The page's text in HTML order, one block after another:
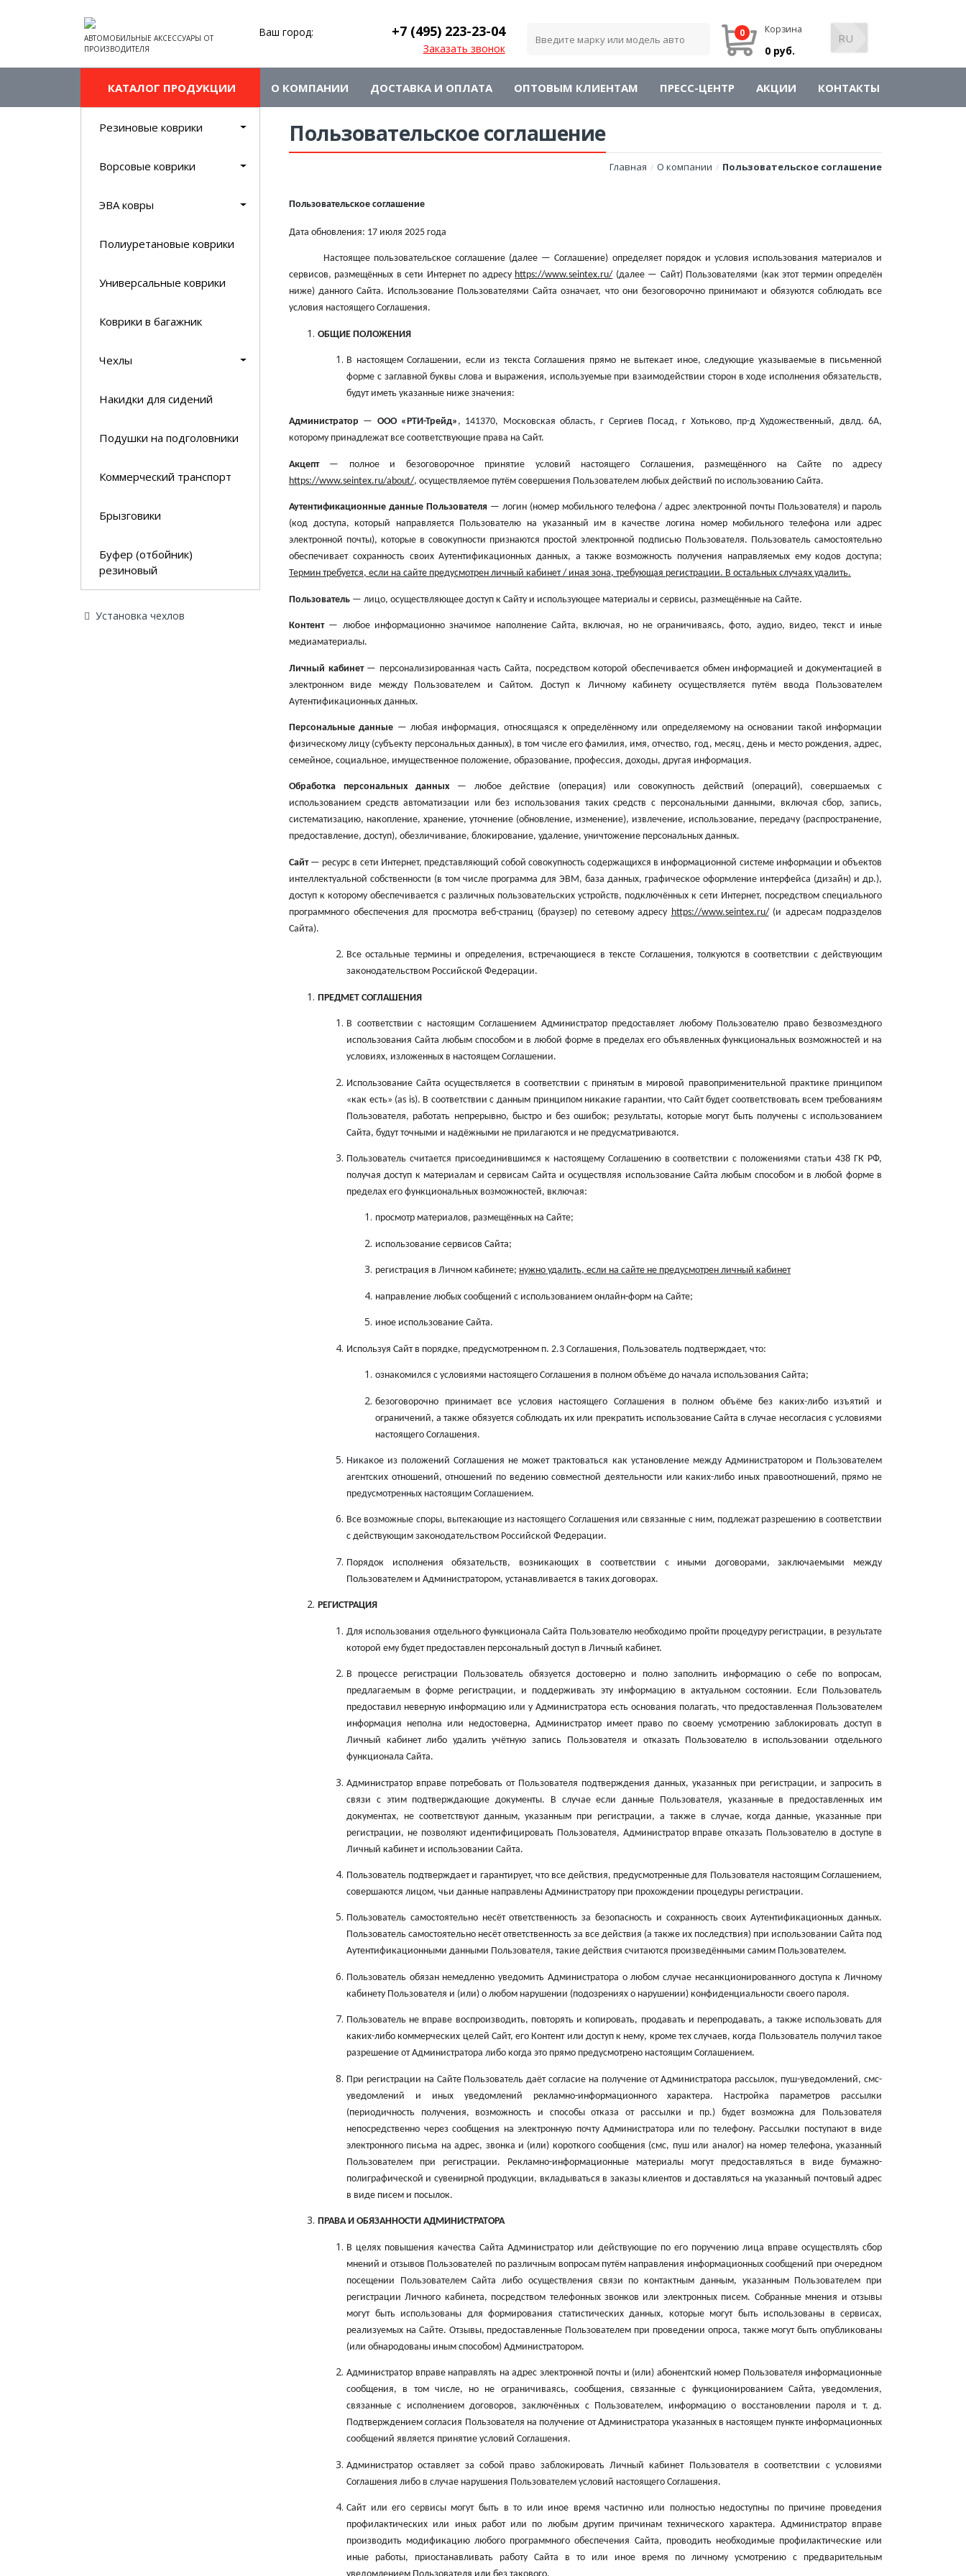
АВТОМОБИЛЬНЫЕ АКСЕССУАРЫ ОТ
ПРОИЗВОДИТЕЛЯ
Ваш город: +7 (495)223-23-04
Заказать звонок
Корзина
0
0 руб.
КАТАЛОГ ПРОДУКЦИИ
Резиновые коврики
Ворсовые коврики
ЭВА ковры
Полиуретановые коврики
Универсальные коврики
Коврики в багажник
Чехлы
Накидки для сидений
Подушки на подголовники
Коммерческий транспорт
Брызговики
Буфер (отбойник)
резиновый
О КОМПАНИИ ДОСТАВКА И ОПЛАТА ОПТОВЫМ КЛИЕНТАМ ПРЕСС-ЦЕНТР АКЦИИ КОНТАКТЫ
Пользовательское соглашение
Главная / О компании / Пользовательское соглашение
Пользовательское соглашение
Дата обновления: 17 июля 2025 года
Настоящее пользовательское соглашение (далее — Соглашение) определяет порядок и условия использования материалов и
сервисов, размещённых в сети Интернет по адресу https://www.seintex.ru/ (далее — Сайт) Пользователями (как этот термин определён
ниже) данного Сайта. Использование Пользователями Сайта означает, что они безоговорочно принимают и обязуются соблюдать все
условия настоящего Соглашения.
ОБЩИЕ ПОЛОЖЕНИЯ
В настоящем Соглашении, если из текста Соглашения прямо не вытекает иное, следующие указываемые в письменной
форме с заглавной буквы слова и выражения, используемые при взаимодействии сторон в ходе исполнения обязательств,
будут иметь указанные ниже значения:
Администратор — ООО «РТИ-Трейд» , 141370, Московская область, г Сергиев Посад, г Хотьково, пр-д Художественный, двлд. 6А,
которому принадлежат все соответствующие права на Сайт.
Акцепт — полное и безоговорочное принятие условий настоящего Соглашения, размещённого на Сайте по адресу
https://www.seintex.ru/about/, осуществляемое путём совершения Пользователем любых действий по использованию Сайта.
Аутентификационные данные Пользователя— логин (номер мобильного телефона / адрес электронной почты Пользователя) и пароль
(код доступа, который направляется Пользователю на указанный им в качестве логина номер мобильного телефона или адрес
электронной почты), которые в совокупности признаются простой электронной подписью Пользователя. Пользователь самостоятельно
обеспечивает сохранность своих Аутентификационных данных, а также возможность получения направляемых ему кодов доступа;
Термин требуется, если на сайте предусмотрен личный кабинет / иная зона, требующая регистрации. В остальных случаях удалить.
Пользователь — лицо, осуществляющее доступ к Сайту и использующее материалы и сервисы, размещённые на Сайте.
Контент — любое информационно значимое наполнение Сайта, включая, но не ограничиваясь, фото, аудио, видео, текст и иные
медиаматериалы.
Личный кабинет— персонализированная часть Сайта, посредством которой обеспечивается обмен информацией и документацией в
электронном виде между Пользователем и Сайтом. Доступ к Личному кабинету осуществляется путём ввода Пользователем
Аутентификационных данных.
Персональные данные — любая информация, относящаяся к определённому или определяемому на основании такой информации
физическому лицу (субъекту персональных данных), в том числе его фамилия, имя, отчество, год, месяц, день и место рождения, адрес,
семейное, социальное, имущественное положение, образование, профессия, доходы, другая информация.
Обработка персональных данных — любое действие (операция) или совокупность действий (операций), совершаемых с
использованием средств автоматизации или без использования таких средств с персональными данными, включая сбор, запись,
систематизацию, накопление, хранение, уточнение (обновление, изменение), извлечение, использование, передачу (распространение,
предоставление, доступ), обезличивание, блокирование, удаление, уничтожение персональных данных.
Сайт— ресурс в сети Интернет, представляющий собой совокупность содержащихся в информационной системе информации и объектов
интеллектуальной собственности (в том числе программа для ЭВМ, база данных, графическое оформление интерфейса (дизайн) и др.),
доступ к которому обеспечивается с различных пользовательских устройств, подключённых к сети Интернет, посредством специального
программного обеспечения для просмотра веб-страниц (браузер) по сетевому адресу https://www.seintex.ru/(и адресам подразделов
Сайта).
Все остальные термины и определения, встречающиеся в тексте Соглашения, толкуются в соответствии с действующим
законодательством Российской Федерации.
ПРЕДМЕТ СОГЛАШЕНИЯ
В соответствии с настоящим Соглашением Администратор предоставляет любому Пользователю право безвозмездного
использования Сайта любым способом и в любой форме в пределах его объявленных функциональных возможностей и на
условиях, изложенных в настоящем Соглашении.
Использование Сайта осуществляется в соответствии с принятым в мировой правоприменительной практике принципом
«как есть» (as is). В соответствии с данным принципом никакие гарантии, что Сайт будет соответствовать всем требованиям
Пользователя, работать непрерывно, быстро и без ошибок; результаты, которые могут быть получены с использованием
Сайта, будут точными и надёжными не прилагаются и не предусматриваются.
Пользователь считается присоединившимся к настоящему Соглашению в соответствии с положениями статьи 438 ГК РФ,
получая доступ к материалам и сервисам Сайта и осуществляя использование Сайта любым способом и в любой форме в
пределах его функциональных возможностей, включая:
просмотр материалов, размещённых на Сайте;
использование сервисов Сайта;
регистрация в Личном кабинете; нужно удалить, если на сайте не предусмотрен личный кабинет
направление любых сообщений с использованием онлайн-форм на Сайте;
иное использование Сайта.
Используя Сайт в порядке, предусмотренном п. 2.3 Соглашения, Пользователь подтверждает, что:
ознакомился с условиями настоящего Соглашения в полном объёме до начала использования Сайта;
безоговорочно принимает все условия настоящего Соглашения в полном объёме без каких-либо изъятий и
ограничений, а также обязуется соблюдать их или прекратить использование Сайта в случае несогласия с условиями
настоящего Соглашения.
Никакое из положений Соглашения не может трактоваться как установление между Администратором и Пользователем
агентских отношений, отношений по ведению совместной деятельности или каких-либо иных правоотношений, прямо не
предусмотренных настоящим Соглашением.
Все возможные споры, вытекающие из настоящего Соглашения или связанные с ним, подлежат разрешению в соответствии
с действующим законодательством Российской Федерации.
Порядок исполнения обязательств, возникающих в соответствии с иными договорами, заключаемыми между
Пользователем и Администратором, устанавливается в таких договорах.
РЕГИСТРАЦИЯ
Для использования отдельного функционала Сайта Пользователю необходимо пройти процедуру регистрации, в результате
которой ему будет предоставлен персональный доступ в Личный кабинет.
В процессе регистрации Пользователь обязуется достоверно и полно заполнить информацию о себе по вопросам,
предлагаемым в форме регистрации, и поддерживать эту информацию в актуальном состоянии. Если Пользователь
предоставил неверную информацию или у Администратора есть основания полагать, что предоставленная Пользователем
информация неполна или недостоверна, Администратор имеет право по своему усмотрению заблокировать доступ в
Личный кабинет либо удалить учётную запись Пользователя и отказать Пользователю в использовании отдельного
функционала Сайта.
Администратор вправе потребовать от Пользователя подтверждения данных, указанных при регистрации, и запросить в
связи с этим подтверждающие документы. В случае если данные Пользователя, указанные в предоставленных им
документах, не соответствуют данным, указанным при регистрации, а также в случае, когда данные, указанные при
регистрации, не позволяют идентифицировать Пользователя, Администратор вправе отказать Пользователю в доступе в
Личный кабинет и использовании Сайта.
Пользователь подтверждает и гарантирует, что все действия, предусмотренные для Пользователя настоящим Соглашением,
совершаются лицом, чьи данные направлены Администратору при прохождении процедуры регистрации.
Пользователь самостоятельно несёт ответственность за безопасность и сохранность своих Аутентификационных данных.
Пользователь самостоятельно несёт ответственность за все действия (а также их последствия) при использовании Сайта под
Аутентификационными данными Пользователя, такие действия считаются произведёнными самим Пользователем.
Пользователь обязан немедленно уведомить Администратора о любом случае несанкционированного доступа к Личному
кабинету Пользователя и (или) о любом нарушении (подозрениях о нарушении) конфиденциальности своего пароля.
Пользователь не вправе воспроизводить, повторять и копировать, продавать и перепродавать, а также использовать для
каких-либо коммерческих целей Сайт, его Контент или доступ к нему, кроме тех случаев, когда Пользователь получил такое
разрешение от Администратора либо когда это прямо предусмотрено настоящим Соглашением.
При регистрации на Сайте Пользователь даёт согласие на получение от Администратора рассылок, пуш-уведомлений, смс-
уведомлений и иных уведомлений рекламно-информационного характера. Настройка параметров рассылки
(периодичность получения, возможность и способы отказа от рассылки и пр.) будет возможна для Пользователя
непосредственно через сообщения на электронную почту Администратора или по телефону. Рассылки поступают в виде
электронного письма на адрес, звонка и (или) короткого сообщения (смс, пуш или аналог) на номер телефона, указанный
Пользователем при регистрации. Рекламно-информационные материалы могут предоставляться в виде бумажно-
полиграфической и сувенирной продукции, вкладываться в заказы клиентов и доставляться на указанный почтовый адрес
в виде писем и посылок.
ПРАВА И ОБЯЗАННОСТИ АДМИНИСТРАТОРА
В целях повышения качества Сайта Администратор или действующие по его поручению лица вправе осуществлять сбор
мнений и отзывов Пользователей по различным вопросам путём направления информационных сообщений при очередном
посещении Пользователем Сайта либо осуществления связи по контактным данным, указанным Пользователем при
регистрации Личного кабинета, посредством телефонных звонков или электронных писем. Собранные мнения и отзывы
могут быть использованы для формирования статистических данных, которые могут быть использованы в сервисах,
реализуемых на Сайте. Отзывы, предоставленные Пользователем при проведении опроса, также могут быть опубликованы
(или обнародованы иным способом) Администратором.
Администратор вправе направлять на адрес электронной почты и (или) абонентский номер Пользователя информационные
сообщения, в том числе, но не ограничиваясь, сообщения, связанные с функционированием Сайта, уведомления,
связанные с исполнением договоров, заключённых с Пользователем, информацию о восстановлении пароля и т. д.
Подтверждением согласия Пользователя на получение от Администратора указанных в настоящем пункте информационных
сообщений является принятие условий Соглашения.
Администратор оставляет за собой право заблокировать Личный кабинет Пользователя в соответствии с условиями
Соглашения либо в случае нарушения Пользователем условий настоящего Соглашения.
Сайт или его сервисы могут быть в то или иное время частично или полностью недоступны по причине проведения
профилактических или иных работ или по любым другим причинам технического характера. Администратор вправе
производить модификацию любого программного обеспечения Сайта, проводить необходимые профилактические или
иные работы, приостанавливать работу Сайта в то или иное время по личному усмотрению с предварительным
Установка чехлов